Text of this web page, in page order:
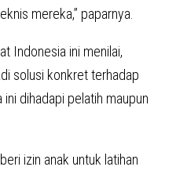
mereka,” paparnya.
Indonesia ini menilai,
solusi konkret terhadap
dihadapi pelatih maupun
izin anak untuk latihan